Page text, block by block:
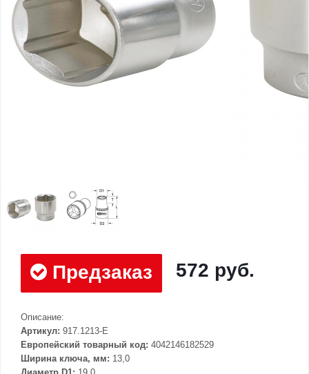
Предзаказ 572 руб.
Описание:
Артикул: 917.1213-E
Европейский товарный код: 4042146182529
Ширина ключа, мм: 13,0